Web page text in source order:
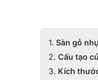
Sàn gỗ
Cấu tạo
Kích